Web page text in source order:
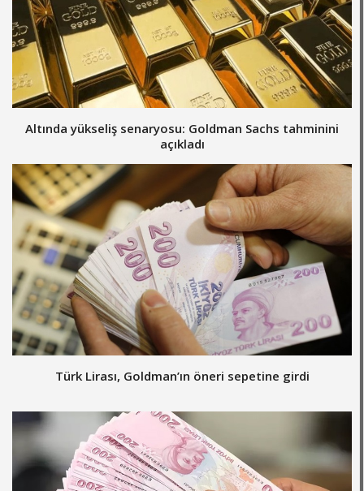
Altında yükseliş senaryosu: Goldman Sachs tahminini
açıkladı
Türk Lirası, Goldman’ın öneri sepetine girdi